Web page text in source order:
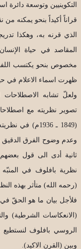
التكوينيين وتوسعة دائرة
قراناً أكيداً بنحو يمكنه
الذي قرنه به، وهكذا
المقاصد في حياة
مخصوص بنحو يكتسب اللفظ
ظهرت اسماء الاعلام في
ولعلّ تشابه
تصوير نظريته مع
(1849 ـ 1936م)
وعدم وضوح الفرق الدقيق
ثانية أدى الى قول
نظرية بافلوف في
(رحمه الله) متأثر بهذه
فلأجل بيان ما هو الحقّ
(الانعكاسات الشرطية)
الروسي بافلوف لنستطيع
وبين (القرن الاكيد).